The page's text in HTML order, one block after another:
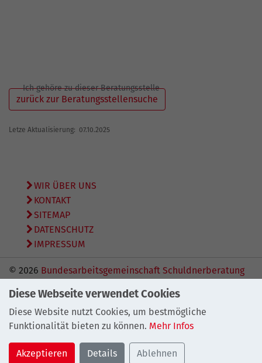
Ich gehöre zu dieser Beratungsstelle
zurück zur Beratungsstellensuche
Letze Aktualisierung: 07.10.2025
WIR ÜBER UNS
KONTAKT
SITEMAP
DATENSCHUTZ
IMPRESSUM
© 2026 Bundesarbeitsgemeinschaft Schuldnerberatung
Diese Webseite verwendet Cookies
Diese Website nutzt Cookies, um bestmögliche
Funktionalität bieten zu können. Mehr Infos
Akzeptieren Details Ablehnen